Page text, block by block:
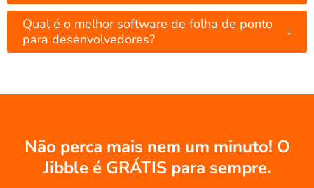
Qual é o melhor software de folha de ponto
para desenvolvedores?
↓
Não perca mais nem um minuto! O
Jibble é GRÁTIS para sempre.